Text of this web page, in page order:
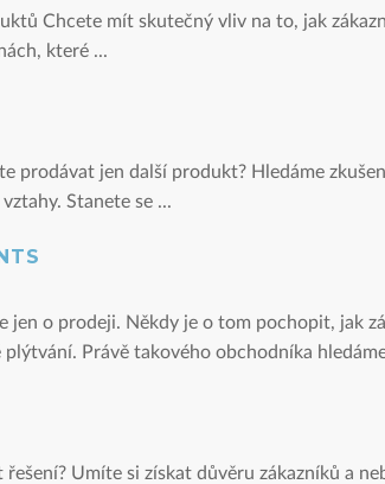
Chcete mít skutečný vliv na to, jak
které ...
prodávat jen další produkt? Hledáme
Stanete se ...
jen o prodeji. Někdy je o tom pochopit, jak
Právě takového obchodníka
Umíte si získat důvěru zákazníků a